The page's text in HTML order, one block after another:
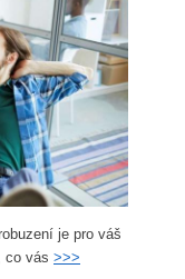
je pro váš
co vás >>>